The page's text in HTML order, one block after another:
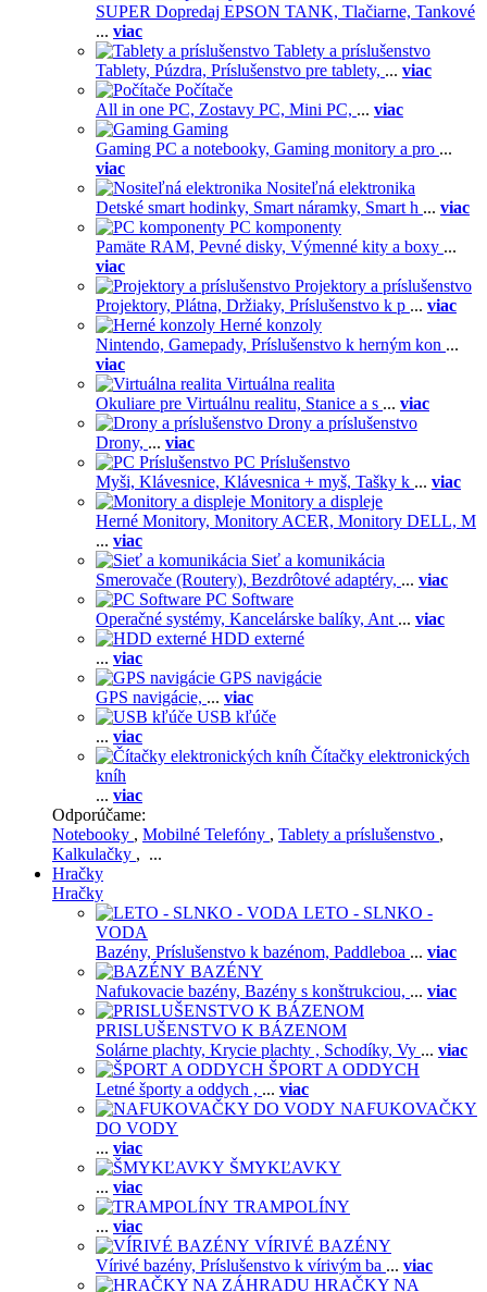
SUPER Dopredaj EPSON TANK, Tlačiarne, Tankové
... viac
Tablety a príslušenstvo
Tablety, Púzdra, Príslušenstvo pre tablety, ... viac
Počítače
All in one PC, Zostavy PC, Mini PC, ... viac
Gaming
Gaming PC a notebooky, Gaming monitory a pro ...
viac
Nositeľná elektronika
Detské smart hodinky, Smart náramky, Smart h ... viac
PC komponenty
Pamäte RAM, Pevné disky, Výmenné kity a boxy ...
viac
Projektory a príslušenstvo
Projektory, Plátna, Držiaky, Príslušenstvo k p ... viac
Herné konzoly
Nintendo, Gamepady, Príslušenstvo k herným kon ...
viac
Virtuálna realita
Okuliare pre Virtuálnu realitu, Stanice a s ... viac
Drony a príslušenstvo
Drony, ... viac
PC Príslušenstvo
Myši, Klávesnice, Klávesnica + myš, Tašky k ... viac
Monitory a displeje
Herné Monitory, Monitory ACER, Monitory DELL, M
... viac
Sieť a komunikácia
Smerovače (Routery), Bezdrôtové adaptéry, ... viac
PC Software
Operačné systémy, Kancelárske balíky, Ant ... viac
HDD externé
... viac
GPS navigácie
GPS navigácie, ... viac
USB kľúče
... viac
Čítačky elektronických
kníh
... viac
Odporúčame:
Notebooky , Mobilné Telefóny , Tablety a príslušenstvo ,
Kalkulačky , ...
Hračky
Hračky
LETO - SLNKO -
VODA
Bazény, Príslušenstvo k bazénom, Paddleboa ... viac
BAZÉNY
Nafukovacie bazény, Bazény s konštrukciou, ... viac
PRISLUŠENSTVO K BÁZENOM
Solárne plachty, Krycie plachty , Schodíky, Vy ... viac
ŠPORT A ODDYCH
Letné športy a oddych , ... viac
NAFUKOVAČKY
DO VODY
... viac
ŠMYKĽAVKY
... viac
TRAMPOLÍNY
... viac
VÍRIVÉ BAZÉNY
Vírivé bazény, Príslušenstvo k vírivým ba ... viac
HRAČKY NA